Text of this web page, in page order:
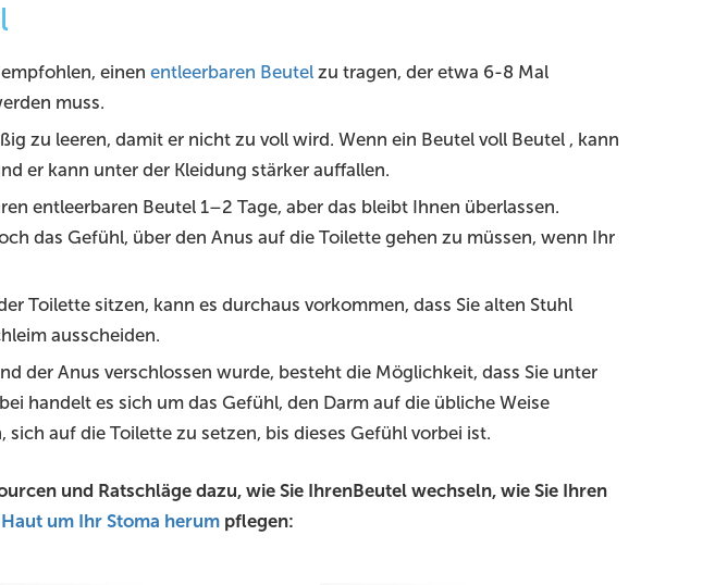
einen entleerbaren Beutelzu tragen, der etwa 6-8 Mal
muss.
zu leeren, damit er nicht zu voll wird. Wenn ein Beutel voll Beutel , kann
er kann unter der Kleidung stärker auffallen.
entleerbaren Beutel 1–2 Tage, aber das bleibt Ihnen überlassen.
das Gefühl, über den Anus auf die Toilette gehen zu müssen, wenn Ihr
Toilette sitzen, kann es durchaus vorkommen, dass Sie alten Stuhl
ausscheiden.
der Anus verschlossen wurde, besteht die Möglichkeit, dass Sie unter
handelt es sich um das Gefühl, den Darm auf die übliche Weise
auf die Toilette zu setzen, bis dieses Gefühl vorbei ist.
und Ratschläge dazu, wie Sie IhrenBeutel wechseln, wie Sie Ihren
um Ihr Stoma herumpflegen: